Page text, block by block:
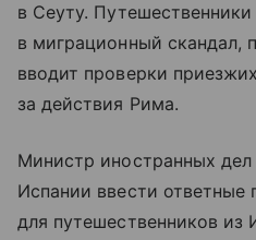
в Сеуту.
в миграционный скандал,
вводит проверки
за действия Рима.
Министр иностранных
Испании ввести ответные
для путешественников из